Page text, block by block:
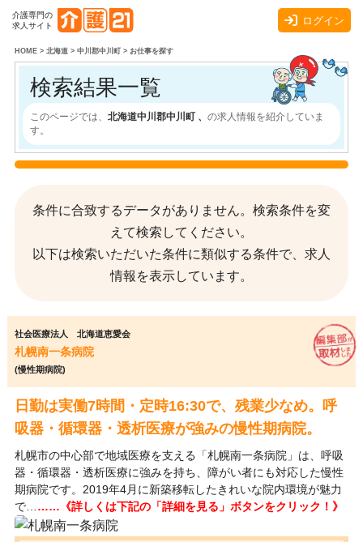
介護専門の
求人サイト
ログイン
HOME> 北海道> 中川郡中川町> お仕事を探す
検索結果一覧
このページでは、 北海道中川郡中川町 、 の求人情報を紹介していま
す。
条件に合致するデータがありません。検索条件を変
えて検索してください。
以下は検索いただいた条件に類似する条件で、求人
情報を表示しています。
社会医療法人 北海道恵愛会
札幌南一条病院
(慢性期病院)
日勤は実働7時間・定時16:30で、残業少なめ。呼
吸器・循環器・透析医療が強みの慢性期病院。
札幌市の中心部で地域医療を支える「札幌南一条病院」は、呼吸
器・循環器・透析医療に強みを持ち、障がい者にも対応した慢性
期病院です。2019年4月に新築移転したきれいな院内環境が魅力
で… ……《詳しくは下記の「詳細を見る」ボタンをクリック！》